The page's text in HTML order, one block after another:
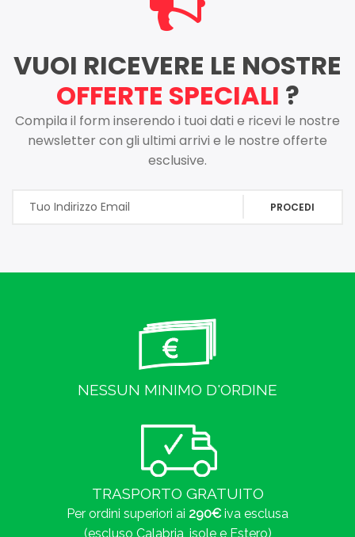
VUOI RICEVERE LE NOSTRE
OFFERTE SPECIALI ?
Compila il form inserendo i tuoi dati e ricevi le nostre
newsletter con gli ultimi arrivi e le nostre offerte
esclusive.
PROCEDI
NESSUN MINIMO D'ORDINE
TRASPORTO GRATUITO
Per ordini superiori ai 290€iva esclusa
(escluso Calabria, isole e Estero)